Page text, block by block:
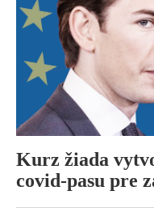
Kurz žiada
covid-pasu pre